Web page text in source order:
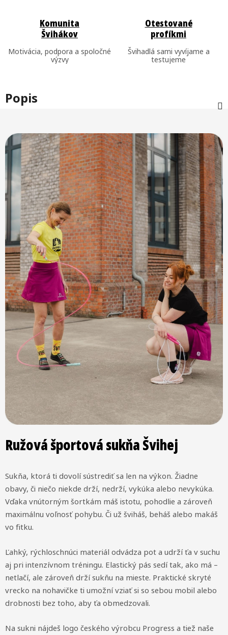
Komunita
Švihákov
Motivácia, podpora a spoločné
výzvy
Otestované
profíkmi
Švihadlá sami vyvíjame a
testujeme
Popis
Ružová športová sukňa Švihej
Sukňa, ktorá ti dovolí sústrediť sa len na výkon. Žiadne
obavy, či niečo niekde drží, nedrží, vykúka alebo nevykúka.
Vďaka vnútorným šortkám máš istotu, pohodlie a zároveň
maximálnu voľnosť pohybu. Či už šviháš, beháš alebo makáš
vo fitku.
Ľahký, rýchloschnúci materiál odvádza pot a udrží ťa v suchu
aj pri intenzívnom tréningu. Elastický pás sedí tak, ako má –
netlačí, ale zároveň drží sukňu na mieste. Praktické skryté
vrecko na nohavičke ti umožní vziať si so sebou mobil alebo
drobnosti bez toho, aby ťa obmedzovali.
Na sukni nájdeš logo českého výrobcu Progress a tiež naše